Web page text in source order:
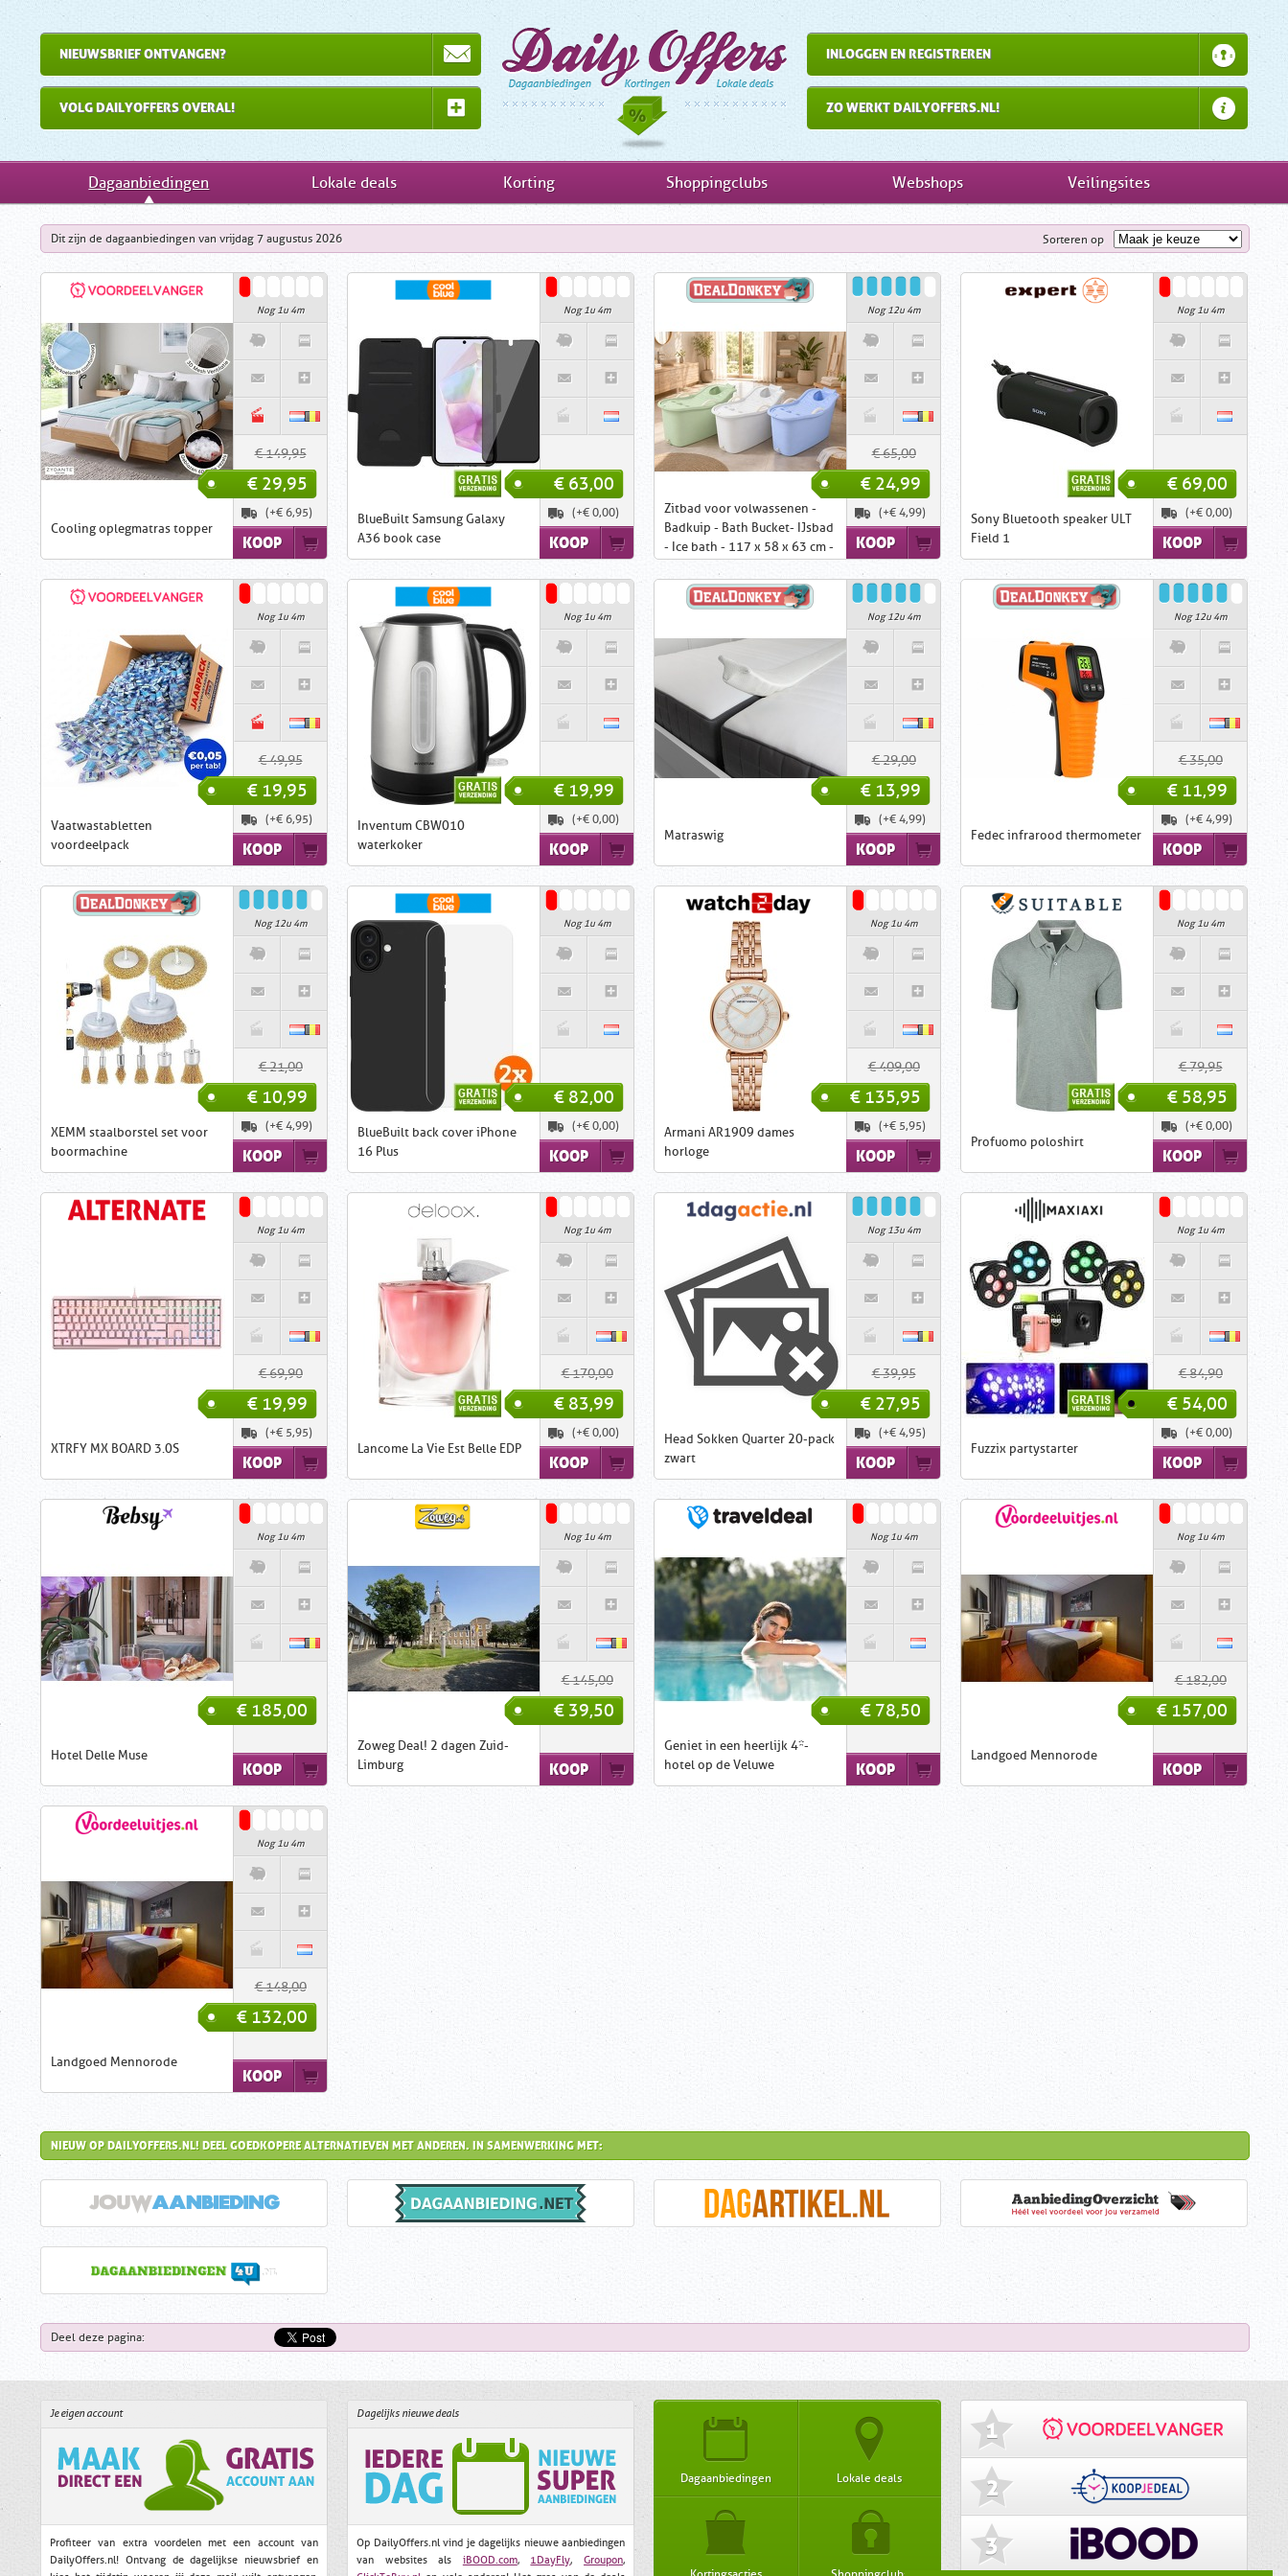
NIEUWSBRIEF ONTVANGEN?
VOLG DAILYOFFERS OVERAL!
INLOGGEN EN REGISTREREN
ZO WERKT DAILYOFFERS.NL!
Dagaanbiedingen Lokale deals Korting Shoppingclubs Webshops Veilingsites
Dit zijn de dagaanbiedingen van vrijdag 7 augustus 2026 Sorteren op
Cooling oplegmatras topper
Nog 1u 4m
€ 149,95
€ 29,95
(+€ 6,95)
KOOP
BlueBuilt Samsung Galaxy
A36 book case
Nog 1u 4m
€ 63,00
(+€ 0,00)
KOOP
Zitbad voor volwassenen -
Badkuip - Bath Bucket- IJsbad
- Ice bath - 117 x 58 x 63 cm -
Nog 12u 4m
€ 65,00
€ 24,99
(+€ 4,99)
KOOP
Sony Bluetooth speaker ULT
Field 1
Nog 1u 4m
€ 69,00
(+€ 0,00)
KOOP
Vaatwastabletten
voordeelpack
Nog 1u 4m
€ 49,95
€ 19,95
(+€ 6,95)
KOOP
Inventum CBW010
waterkoker
Nog 1u 4m
€ 19,99
(+€ 0,00)
KOOP
Matraswig
Nog 12u 4m
€ 29,00
€ 13,99
(+€ 4,99)
KOOP
Fedec infrarood thermometer
Nog 12u 4m
€ 35,00
€ 11,99
(+€ 4,99)
KOOP
XEMM staalborstel set voor
boormachine
Nog 12u 4m
€ 21,00
€ 10,99
(+€ 4,99)
KOOP
BlueBuilt back cover iPhone
16 Plus
Nog 1u 4m
€ 82,00
(+€ 0,00)
KOOP
Armani AR1909 dames
horloge
Nog 1u 4m
€ 409,00
€ 135,95
(+€ 5,95)
KOOP
Profuomo poloshirt
Nog 1u 4m
€ 79,95
€ 58,95
(+€ 0,00)
KOOP
XTRFY MX BOARD 3.0S
Nog 1u 4m
€ 69,90
€ 19,99
(+€ 5,95)
KOOP
Lancome La Vie Est Belle EDP
Nog 1u 4m
€ 170,00
€ 83,99
(+€ 0,00)
KOOP
Head Sokken Quarter 20-pack
zwart
Nog 13u 4m
€ 39,95
€ 27,95
(+€ 4,95)
KOOP
Fuzzix partystarter
Nog 1u 4m
€ 84,90
€ 54,00
(+€ 0,00)
KOOP
Hotel Delle Muse
Nog 1u 4m
€ 185,00
KOOP
Zoweg Deal! 2 dagen Zuid-
Limburg
Nog 1u 4m
€ 145,00
€ 39,50
KOOP
Geniet in een heerlijk 4*-
hotel op de Veluwe
Nog 1u 4m
€ 78,50
KOOP
Landgoed Mennorode
Nog 1u 4m
€ 182,00
€ 157,00
KOOP
Landgoed Mennorode
Nog 1u 4m
€ 148,00
€ 132,00
KOOP
NIEUW OP DAILYOFFERS.NL! DEEL GOEDKOPERE ALTERNATIEVEN MET ANDEREN. IN SAMENWERKING MET:
Deel deze pagina:
Je eigen account
Profiteer van extra voordelen met een account van
DailyOffers.nl! Ontvang de dagelijkse nieuwsbrief en
Dagelijks nieuwe deals
Op DailyOffers.nl vind je dagelijks nieuwe aanbiedingen
van websites als iBOOD.com, 1DayFly,Groupon,
Dagaanbiedingen Lokale deals